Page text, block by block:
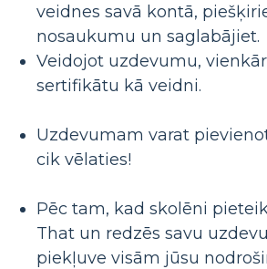
veidnes savā kontā,
nosaukumu un saglabājiet.
Veidojot uzdevumu,
sertifikātu kā veidni.
Uzdevumam varat
cik vēlaties!
Pēc tam, kad skolēni
That un redzēs savu
piekļuve visām jūsu